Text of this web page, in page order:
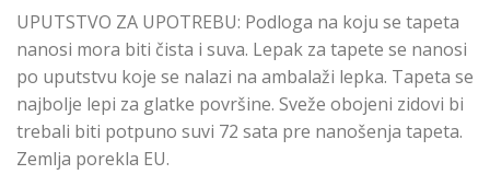
UPUTSTVO ZA UPOTREBU: Podloga na koju se tapeta
nanosi mora biti čista i suva. Lepak za tapete se nanosi
po uputstvu koje se nalazi na ambalaži lepka. Tapeta se
najbolje lepi za glatke površine. Sveže obojeni zidovi bi
trebali biti potpuno suvi 72 sata pre nanošenja tapeta.
Zemlja porekla EU.